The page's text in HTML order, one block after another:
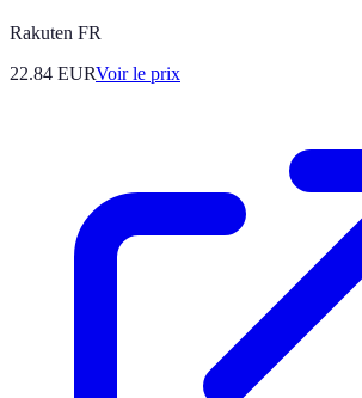
Rakuten FR
22.84 EURVoir le prix